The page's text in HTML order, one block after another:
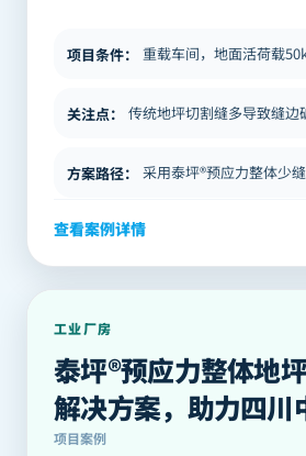
项目条件：
关注点：
方案路径：
查看案例详情
工业厂房
泰坪®预应力整体地
解决方案，助力四川
烟厂易地技术改造项
项目案例